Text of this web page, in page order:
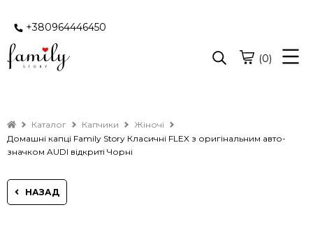
+380964446450
(0)
Каталог Капчики
Жіночі
Домашні капці Family Story Класичні FLEX з оригінальним авто-
значком AUDI відкриті Чорні
НАЗАД